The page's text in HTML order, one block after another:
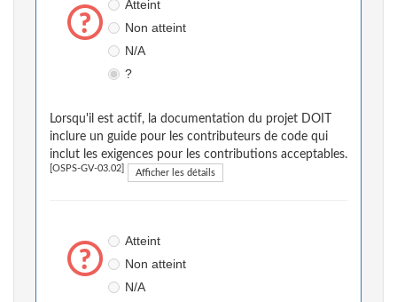
Atteint
Non atteint
N/A
?
Lorsqu'il est actif, la documentation du projet DOIT
inclure un guide pour les contributeurs de code qui
inclut les exigences pour les contributions acceptables.
[OSPS-GV-03.02] Afficher les détails
Atteint
Non atteint
N/A